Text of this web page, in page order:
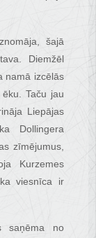
šajā
Diemžēl
namā izcēlās
Taču jau
Liepājas
Dollingera
zīmējumus,
Kurzemes
viesnīca ir
saņēma no